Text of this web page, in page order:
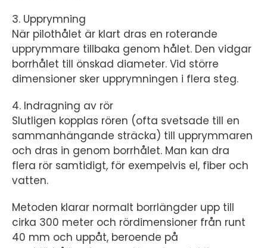
3. Upprymning
När pilothålet är klart dras en roterande
upprymmare tillbaka genom hålet. Den vidgar
borrhålet till önskad diameter. Vid större
dimensioner sker upprymningen i flera steg.
4. Indragning av rör
Slutligen kopplas rören (ofta svetsade till en
sammanhängande sträcka) till upprymmaren
och dras in genom borrhålet. Man kan dra
flera rör samtidigt, för exempelvis el, fiber och
vatten.
Metoden klarar normalt borrlängder upp till
cirka 300 meter och rördimensioner från runt
40 mm och uppåt, beroende på